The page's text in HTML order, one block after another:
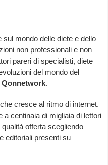
sul mondo delle diete e dello
non professionali e non
pareri di specialisti, diete
del mondo del
Qonnetwork.
cresce al ritmo di internet.
a centinaia di migliaia di lettori
offerta scegliendo
editoriali presenti su